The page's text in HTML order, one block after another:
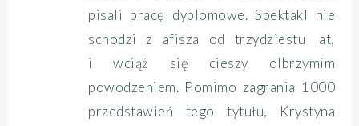
pisali pracę dyplomowe. Spektakl nie
schodzi z afisza od trzydziestu lat,
i wciąż się cieszy olbrzymim
powodzeniem. Pomimo zagrania 1000
przedstawień tego tytułu, Krystyna